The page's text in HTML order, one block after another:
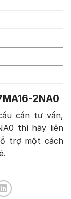
2NA0
cần tư vấn,
thì hãy liên
trợ một cách